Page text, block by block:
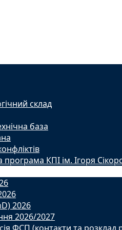
склад
база
КПІ ім. Ігоря
2026
2026/2027